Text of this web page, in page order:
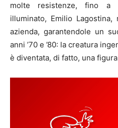
molte resistenze, fino a
illuminato, Emilio
azienda, garantendole un
anni ’70 e ’80: la creatura
è diventata, di fatto, una